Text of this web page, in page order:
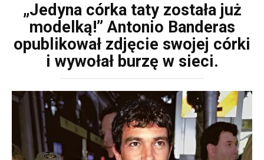
„Jedyna córka taty została już
modelką!” Antonio Banderas
opublikował zdjęcie swojej córki
i wywołał burzę w sieci.